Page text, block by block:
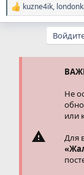
Р
е
kuzne4ik,
Не
или
Для